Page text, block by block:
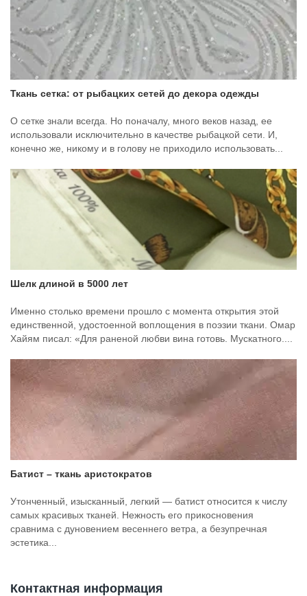
Ткань сетка: от рыбацких сетей до декора одежды
О сетке знали всегда. Но поначалу, много веков назад, ее
использовали исключительно в качестве рыбацкой сети. И,
конечно же, никому и в голову не приходило использовать...
Шелк длиной в 5000 лет
Именно столько времени прошло с момента открытия этой
единственной, удостоенной воплощения в поэзии ткани. Омар
Хайям писал: «Для раненой любви вина готовь. Мускатного....
Батист – ткань аристократов
Утонченный, изысканный, легкий — батист относится к числу
самых красивых тканей. Нежность его прикосновения
сравнима с дуновением весеннего ветра, а безупречная
эстетика...
Контактная информация